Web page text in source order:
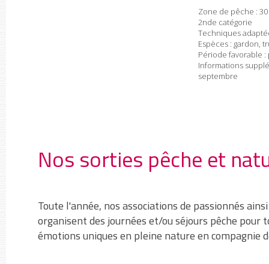
Zone de pêche : 30
2nde catégorie
Techniques
Espèces : gardon,
Période favorable
Informations
septembre
Nos sorties pêche et
Toute l'année, nos associations de passionnés
organisent des journées et/ou séjours pêche pour
émotions uniques en pleine nature en compagnie